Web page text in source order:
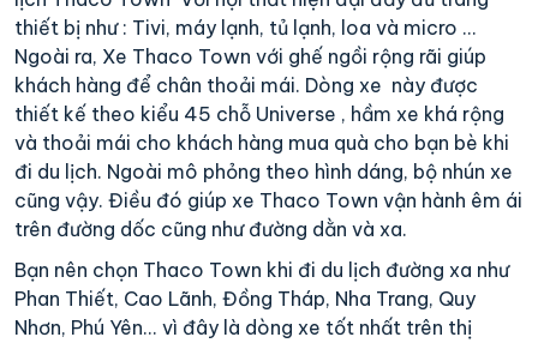
thiết bị như : Tivi, máy lạnh, tủ lạnh, loa và micro ...
Ngoài ra, Xe Thaco Town với ghế ngồi rộng rãi giúp
khách hàng để chân thoải mái. Dòng xe này được
thiết kế theo kiểu 45 chỗ Universe , hầm xe khá rộng
và thoải mái cho khách hàng mua quà cho bạn bè khi
đi du lịch. Ngoài mô phỏng theo hình dáng, bộ nhún xe
cũng vậy. Điều đó giúp xe Thaco Town vận hành êm ái
trên đường dốc cũng như đường dằn và xa.
Bạn nên chọn Thaco Town khi đi du lịch đường xa như
Phan Thiết, Cao Lãnh, Đồng Tháp, Nha Trang, Quy
Nhơn, Phú Yên... vì đây là dòng xe tốt nhất trên thị